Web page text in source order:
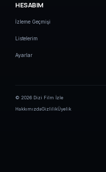
HESABIM
İzleme Geçmişi
Listelerim
Ayarlar
© 2026 Dizi Film İzle
HakkımızdaGizlilikÜyelik